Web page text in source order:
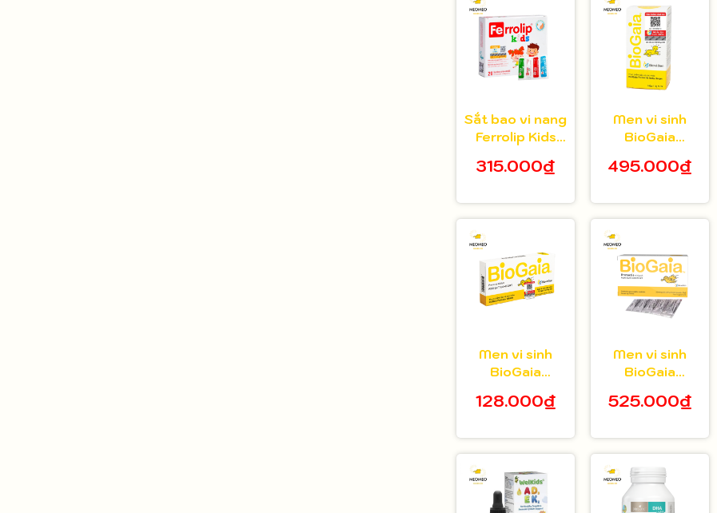
Sắt bao vi nang
Ferrolip Kids
tuổi hộp 20 gói
315.000₫
Men vi sinh
BioGaia
bé 5ml
495.000₫
Men vi sinh
BioGaia
viên hộp 10
128.000₫
Men vi sinh
BioGaia
bột hộp 30 gói
525.000₫